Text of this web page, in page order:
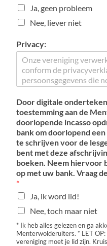
Ja, geen probleem
Nee, liever niet
Privacy:
Door digitale
toestemming aan de
doorlopende incasso
bank om doorlopend
te schrijven voor de
bent met deze
boeken. Neem hiervoor
op met uw bank. Vraag
*
Ja, ik word lid!
Nee, toch maar niet
* Ik heb alles gelezen en ga
Menterwolderuiters. * LET
vereniging moet je lid zijn.